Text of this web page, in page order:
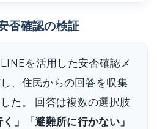
否確認の検証
を活用した安否確認メ
、住民からの回答を収集
た。 回答は複数の選択肢
く」「避難所に行かない」